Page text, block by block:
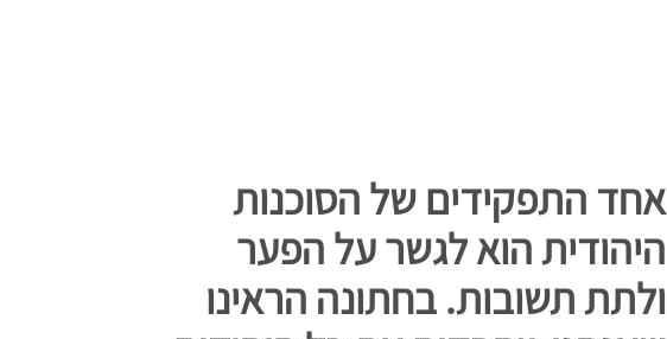
אחד התפקידים של הסוכנות
היהודית הוא לגשר על הפער
ולתת תשובות. בחתונה הראינו